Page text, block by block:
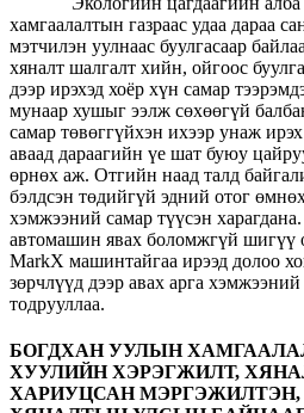
хамгаалалтын газраас удаа дараа
мэтчилэн уулнаас буулгасаар
хяналт шалгалт хийн, ойгоос
дээр ирэхэд хоёр хүн самар
мунаар хушыг ээлж сөхөөгүй
самар төвөггүйхэн ихээр унаж
аваад дараагийн үе шат буюу
өрнөх аж. Отгийн наад талд
бэлдсэн төдийгүй эдний отог
хэмжээний самар түүсэн
автомашин явах боломжгүй шигүү
MarkX машинтайгаа ирээд долоо
зөрчлүүд дээр авах арга
тодрууллаа.
БОГДХАН УУЛЫН
ХУУЛИЙН ХЭРЭГЖИЛТ,
ХАРИУЦСАН